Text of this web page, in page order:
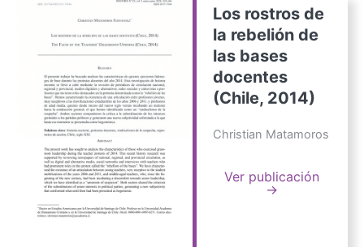
Los rostros de
la rebelión de
las bases
docentes
(Chile, 2014)
Christian Matamoros
Ver publicación
→